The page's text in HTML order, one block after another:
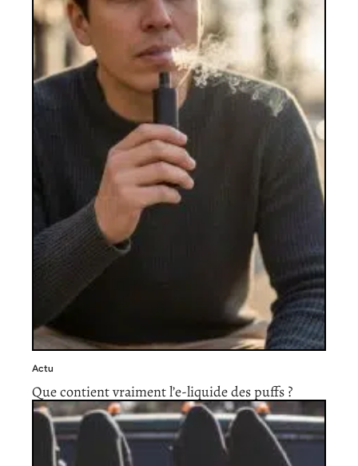
Actu
Que contient vraiment l’e-liquide des puffs ?